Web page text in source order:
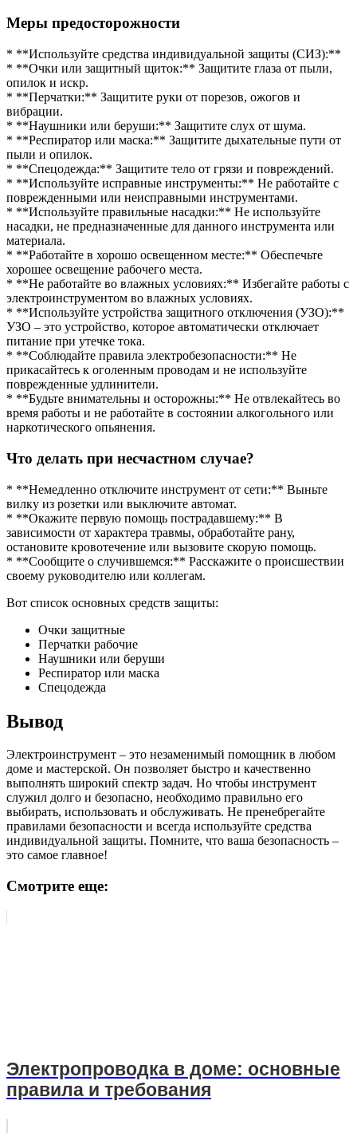
Меры предосторожности
* **Используйте средства индивидуальной защиты (СИЗ):**
* **Очки или защитный щиток:** Защитите глаза от пыли,
опилок и искр.
* **Перчатки:** Защитите руки от порезов, ожогов и
вибрации.
* **Наушники или беруши:** Защитите слух от шума.
* **Респиратор или маска:** Защитите дыхательные пути от
пыли и опилок.
* **Спецодежда:** Защитите тело от грязи и повреждений.
* **Используйте исправные инструменты:** Не работайте с
поврежденными или неисправными инструментами.
* **Используйте правильные насадки:** Не используйте
насадки, не предназначенные для данного инструмента или
материала.
* **Работайте в хорошо освещенном месте:** Обеспечьте
хорошее освещение рабочего места.
* **Не работайте во влажных условиях:** Избегайте работы с
электроинструментом во влажных условиях.
* **Используйте устройства защитного отключения (УЗО):**
УЗО – это устройство, которое автоматически отключает
питание при утечке тока.
* **Соблюдайте правила электробезопасности:** Не
прикасайтесь к оголенным проводам и не используйте
поврежденные удлинители.
* **Будьте внимательны и осторожны:** Не отвлекайтесь во
время работы и не работайте в состоянии алкогольного или
наркотического опьянения.
Что делать при несчастном случае?
* **Немедленно отключите инструмент от сети:** Выньте
вилку из розетки или выключите автомат.
* **Окажите первую помощь пострадавшему:** В
зависимости от характера травмы, обработайте рану,
остановите кровотечение или вызовите скорую помощь.
* **Сообщите о случившемся:** Расскажите о происшествии
своему руководителю или коллегам.
Вот список основных средств защиты:
Очки защитные
Перчатки рабочие
Наушники или беруши
Респиратор или маска
Спецодежда
Вывод
Электроинструмент – это незаменимый помощник в любом
доме и мастерской. Он позволяет быстро и качественно
выполнять широкий спектр задач. Но чтобы инструмент
служил долго и безопасно, необходимо правильно его
выбирать, использовать и обслуживать. Не пренебрегайте
правилами безопасности и всегда используйте средства
индивидуальной защиты. Помните, что ваша безопасность –
это самое главное!
Смотрите еще:
Электропроводка в доме: основные
правила и требования